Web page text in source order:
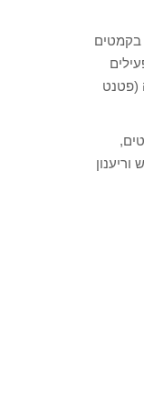
בקמטים
(פטנט